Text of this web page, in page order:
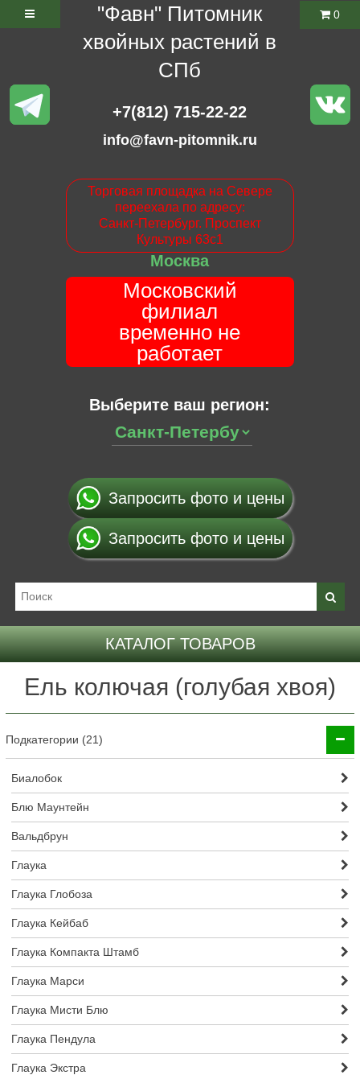
"Фавн" Питомник
хвойных растений в
СПб
+7(812) 715-22-22
info@favn-pitomnik.ru
Торговая площадка на Севере
переехала по адресу:
Санкт-Петербург. Проспект
Культуры 63с1
Москва
Московский
филиал
временно не
работает
Выберите ваш регион:
0
Запросить фото и цены
Запросить фото и цены
КАТАЛОГ ТОВАРОВ
Ель колючая (голубая хвоя)
Подкатегории (21)
Биалобок
Блю Маунтейн
Вальдбрун
Глаука
Глаука Глобоза
Глаука Кейбаб
Глаука Компакта Штамб
Глаука Марси
Глаука Мисти Блю
Глаука Пендула
Глаука Экстра